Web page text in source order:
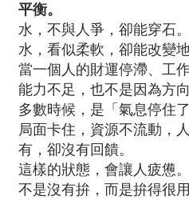
平衡。
水，不與人爭，卻能穿石。
水，看似柔軟，卻能改變地
當一個人的財運停滯、工
能力不足，也不是因為方向
多數時候，是「氣息停住了
局面卡住，資源不流動，
有，卻沒有回饋。
這樣的狀態，會讓人疲憊。
不是沒有拚，而是拚得很